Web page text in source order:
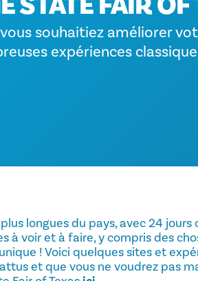
souhaitiez améliorer
expériences
longues du pays, avec 24 jours
à voir et à faire, y compris des
! Voici quelques sites et
et que vous ne voudrez pas